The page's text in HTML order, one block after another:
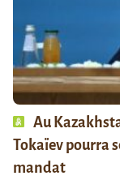
Au
Tokaïev pourra
mandat